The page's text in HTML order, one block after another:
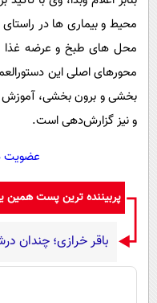
محیط و بیماری ها در
محل های طبخ و عرضه غذا
محورهای اصلی این
بخشی و برون بخشی، آموزش
و نیز گزارش‌دهی است.
عضویت
پربیننده ترین پست
باقر خرازی؛ چندان